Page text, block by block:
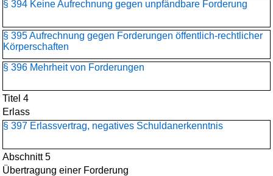
§ 394 Keine Aufrechnung gegen unpfändbare Forderung
§ 395 Aufrechnung gegen Forderungen öffentlich-rechtlicher
Körperschaften
§ 396 Mehrheit von Forderungen
Titel 4
Erlass
§ 397 Erlassvertrag, negatives Schuldanerkenntnis
Abschnitt 5
Übertragung einer Forderung